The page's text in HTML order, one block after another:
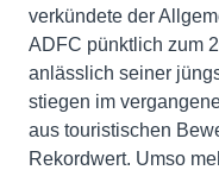
verkündete der
ADFC pünktlich zum
anlässlich seiner
stiegen im
aus touristischen
Rekordwert. Umso